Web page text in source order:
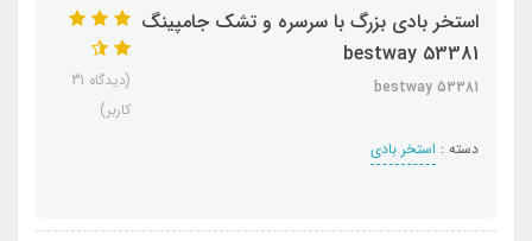
استخر بادی بزرگ با سرسره و تشک جامپینگ
bestway 53381
bestway 53381
دسته : استخر بادی
(دیدگاه 31
کاربر)